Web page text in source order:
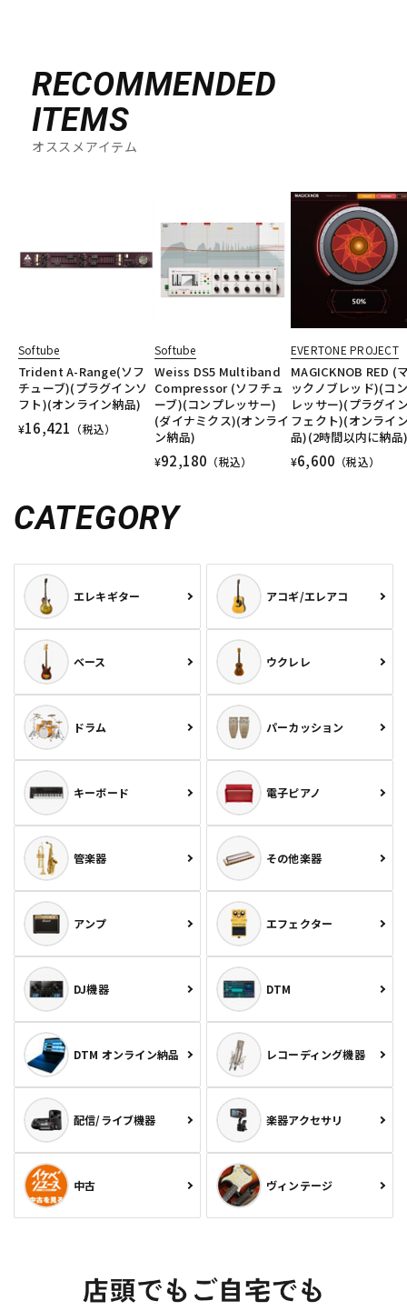
RECOMMENDED
ITEMS
オススメアイテム
Softube
Trident A-Range(ソフ
チューブ)(プラグインソ
フト)(オンライン納品)
¥16,421 （税込）
Softube
Weiss DS5 Multiband
Compressor (ソフチュ
ーブ)(コンプレッサー)
(ダイナミクス)(オンライ
ン納品)
¥92,180 （税込）
EVERTONE PROJECT
MAGICKNOB RED (
ックノブレッド)(コ
レッサー)(プラグイ
フェクト)(オンライ
品)(2時間以内に納品
¥6,600 （税込）
CATEGORY
エレキギター アコギ/エレアコ
ベース ウクレレ
ドラム パーカッション
キーボード 電子ピアノ
管楽器 その他楽器
アンプ エフェクター
DJ機器 DTM
DTM オンライン納品 レコーディング機器
配信/ライブ機器 楽器アクセサリ
中古 ヴィンテージ